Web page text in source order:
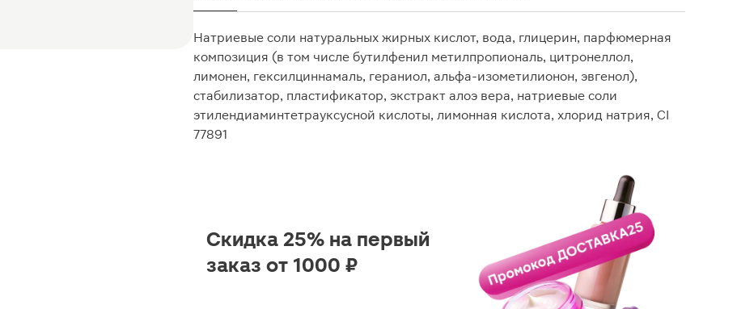
Натриевые соли натуральных жирных кислот, вода, глицерин, парфюмерная
композиция (в том числе бутилфенил метилпропиональ, цитронеллол,
лимонен, гексилциннамаль, гераниол, альфа-изометилионон, эвгенол),
стабилизатор, пластификатор, экстракт алоэ вера, натриевые соли
этилендиаминтетрауксусной кислоты, лимонная кислота, хлорид натрия, CI
77891
Скидка 25% на первый
заказ от 1000 ₽